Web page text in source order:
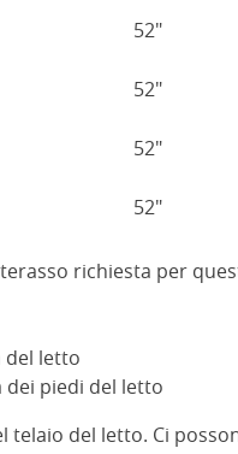
52"
52"
52"
52"
richiesta per
del letto
dei piedi del letto
del letto. Ci